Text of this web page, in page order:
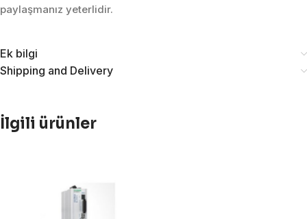
paylaşmanız yeterlidir.
Ek bilgi
Shipping and Delivery
İlgili ürünler